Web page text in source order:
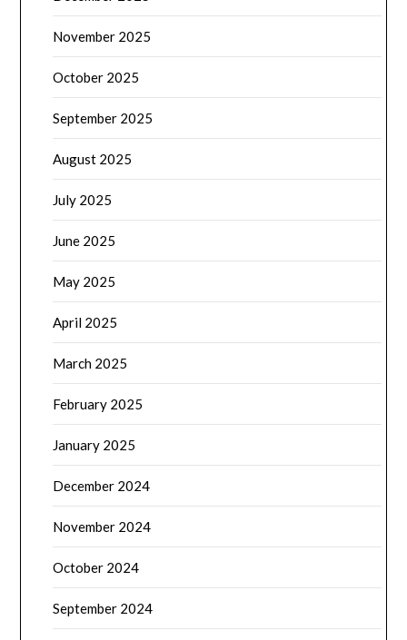
November 2025
October 2025
September 2025
August 2025
July 2025
June 2025
May 2025
April 2025
March 2025
February 2025
January 2025
December 2024
November 2024
October 2024
September 2024